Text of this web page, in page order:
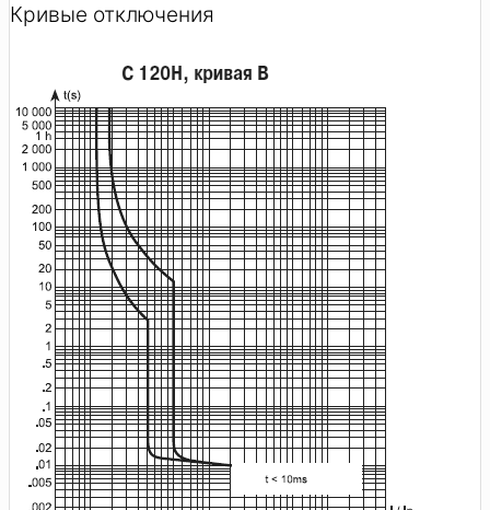
Кривые отключения